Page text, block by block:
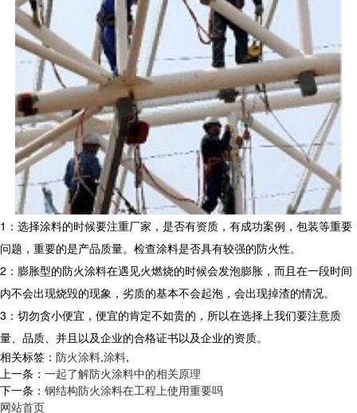
1：选择涂料的时候要注重厂家，是否有资质，有成功案例，包装等重要
问题，重要的是产品质量。检查涂料是否具有较强的防火性。
2：膨胀型的防火涂料在遇见火燃烧的时候会发泡膨胀，而且在一段时间
内不会出现烧毁的现象，劣质的基本不会起泡，会出现掉渣的情况。
3：切勿贪小便宜，便宜的肯定不如贵的，所以在选择上我们要注意质
量、品质、并且以及企业的合格证书以及企业的资质。
相关标签： 防火涂料,涂料,
上一条： 一起了解防火涂料中的相关原理
下一条： 钢结构防火涂料在工程上使用重要吗
网站首页